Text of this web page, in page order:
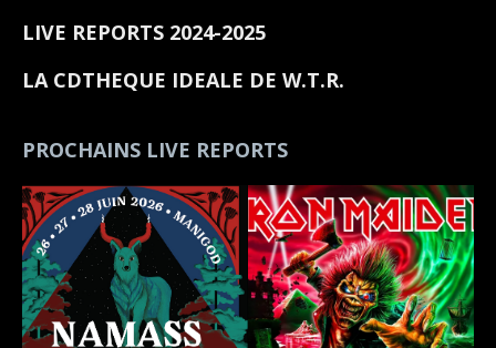
LIVE REPORTS 2024-2025
LA CDTHEQUE IDEALE DE W.T.R.
PROCHAINS LIVE REPORTS